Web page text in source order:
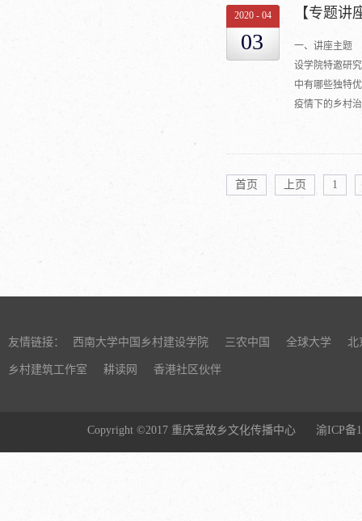
【专题
2020 - 04
03
一、讲座主题
设学院特邀研
中有哪些独特
疫情下的乡村
首页 上页 1
友情链接： 西南大学中国乡村建设学院 三农中国 全球大学 北
乡村建筑工作室 耕读网 香港社区伙伴
Copyright ©2017 重庆爱故乡文化传播中心 渝ICP备